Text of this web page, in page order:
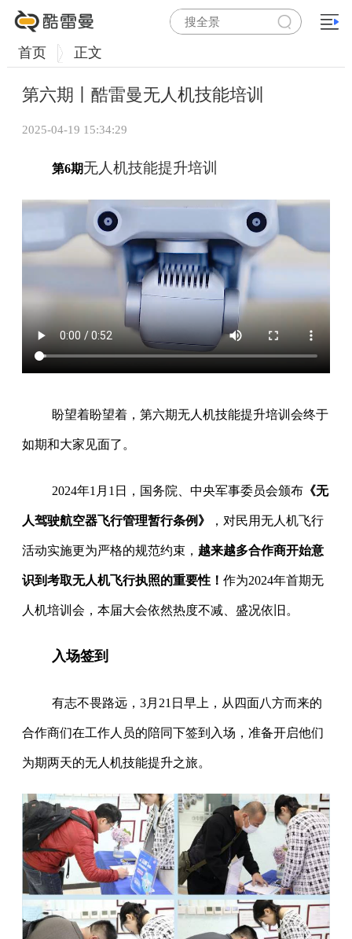
首页 正文
第六期丨酷雷曼无人机技能培训
2025-04-19 15:34:29
第6期无人机技能提升培训
盼望着盼望着，第六期无人机技能提升培训会终于
如期和大家见面了。
2024年1月1日，国务院、中央军事委员会颁布《无
人驾驶航空器飞行管理暂行条例》 ，对民用无人机飞行
活动实施更为严格的规范约束， 越来越多合作商开始意
识到考取无人机飞行执照的重要性！ 作为2024年首期无
人机培训会，本届大会依然热度不减、盛况依旧。
入场签到
有志不畏路远，3月21日早上，从四面八方而来的
合作商们在工作人员的陪同下签到入场，准备开启他们
为期两天的无人机技能提升之旅。